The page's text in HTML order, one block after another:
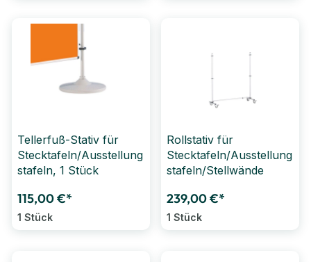
Tellerfuß-Stativ für
Stecktafeln/Ausstellung
stafeln, 1 Stück
115,00 €*
1 Stück
Rollstativ für
Stecktafeln/Ausstellung
stafeln/Stellwände
239,00 €*
1 Stück